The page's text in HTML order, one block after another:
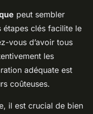
peut sembler
étapes clés facilite le
vous d’avoir tous
les
adéquate est
coûteuses.
il est crucial de bien